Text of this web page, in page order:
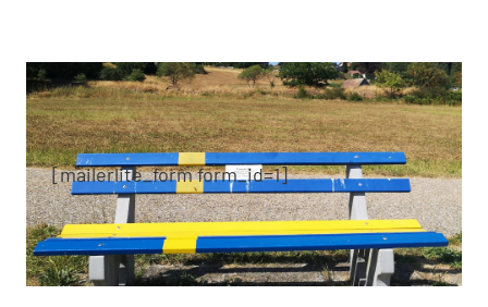
[mailerlite_form form_id=1]